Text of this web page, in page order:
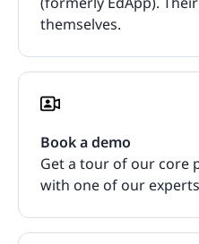
themselves.
Book a demo
Get a tour of our core
with one of our